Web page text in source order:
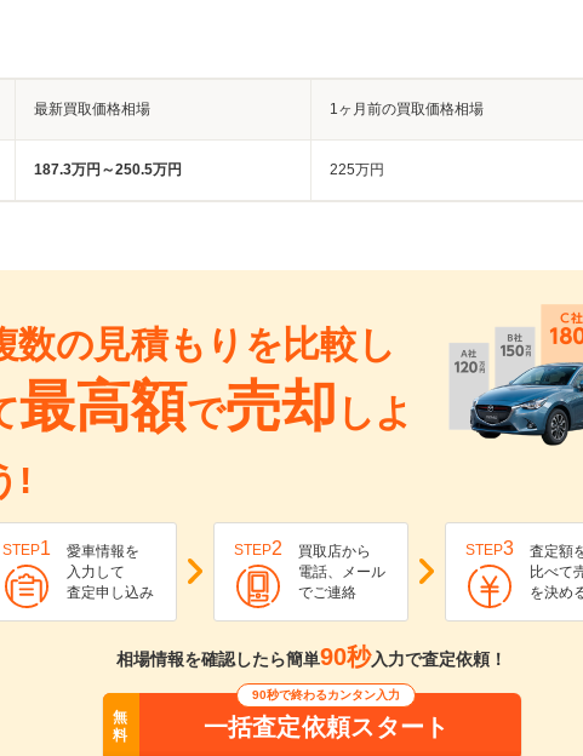
最新買取価格相場 1ヶ月前の買取価格相場
187.3万円～250.5万円 225万円
数の見積もりを比較し
最高額で売却 しよ
!
STEP1
愛車情報を
入力して
査定申し込み
STEP2
買取店から
電話、メール
でご連絡
STEP3
査定額
比べて
を決め
相場情報を確認したら簡単90秒入力で査定依頼！
無
料
90秒で終わるカンタン入力
一括査定依頼スタート